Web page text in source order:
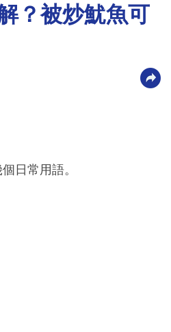
？被炒魷魚可
日常用語。